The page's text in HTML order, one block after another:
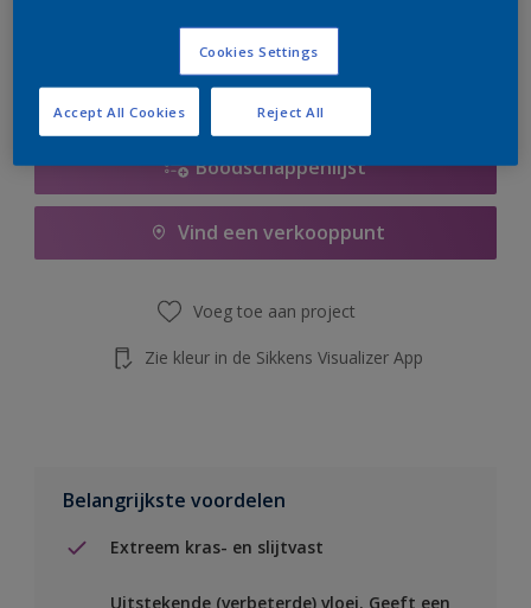
Op dit moment is het niet mogelijk dit product online
te bestellen. Bezoek je dichtstbijzijnde winkel of klik op
de knop hieronder.
Boodschappenlijst
Vind een verkooppunt
Voeg toe aan project
Zie kleur in de Sikkens Visualizer App
Belangrijkste voordelen
Extreem kras- en slijtvast
Uitstekende (verbeterde) vloei. Geeft een
Cookies Settings
Reject All
Accept All Cookies